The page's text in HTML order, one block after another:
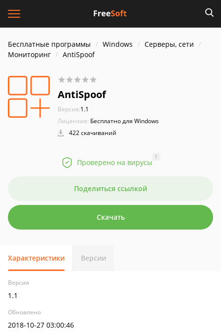
Бесплатные программы Windows
Серверы, сети
Мониторинг
AntiSpoof
AntiSpoof
Версия:1.1
Лицензия: Бесплатно для Windows
422 скачиваний
Проверено на вирусы
?
Поделиться ссылкой
Скачать
Характеристики Версии
Версия
1.1
Обновлено
2018-10-27 03:00:46